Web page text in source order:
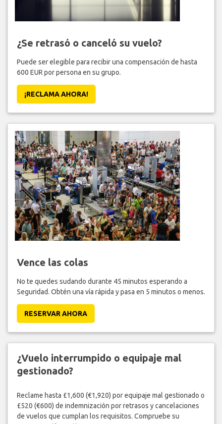
¿Se retrasó o canceló su vuelo?
Puede ser elegible para recibir una compensación de hasta
600 EUR por persona en su grupo.
¡RECLAMA AHORA!
Vence las colas
No te quedes sudando durante 45 minutos esperando a
Seguridad. Obtén una vía rápida y pasa en 5 minutos o menos.
RESERVAR AHORA
¿Vuelo interrumpido o equipaje mal
gestionado?
Reclame hasta £1,600 (€1,920) por equipaje mal gestionado o
£520 (€600) de indemnización por retrasos y cancelaciones
de vuelos que cumplan los requisitos. Compruebe su